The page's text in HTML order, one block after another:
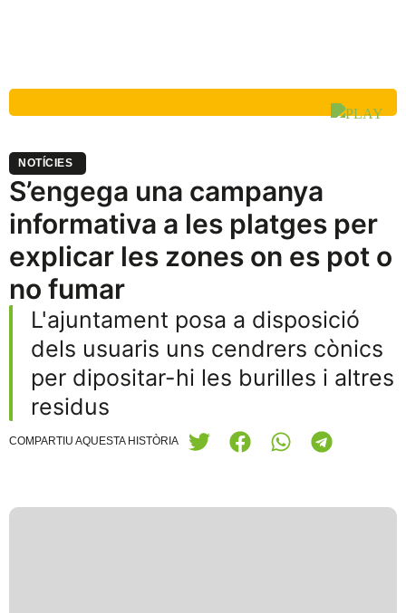
NOTÍCIES
S’engega una campanya
informativa a les platges per
explicar les zones on es pot o
no fumar
L'ajuntament posa a disposició
dels usuaris uns cendrers cònics
per dipositar-hi les burilles i altres
residus
COMPARTIU AQUESTA HISTÒRIA